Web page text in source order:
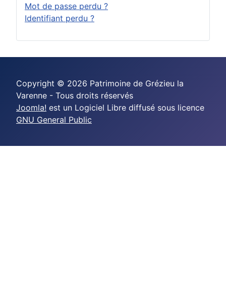
Mot de passe perdu ?
Identifiant perdu ?
Copyright © 2026 Patrimoine de Grézieu la
Varenne - Tous droits réservés
Joomla! est un Logiciel Libre diffusé sous licence
GNU General Public